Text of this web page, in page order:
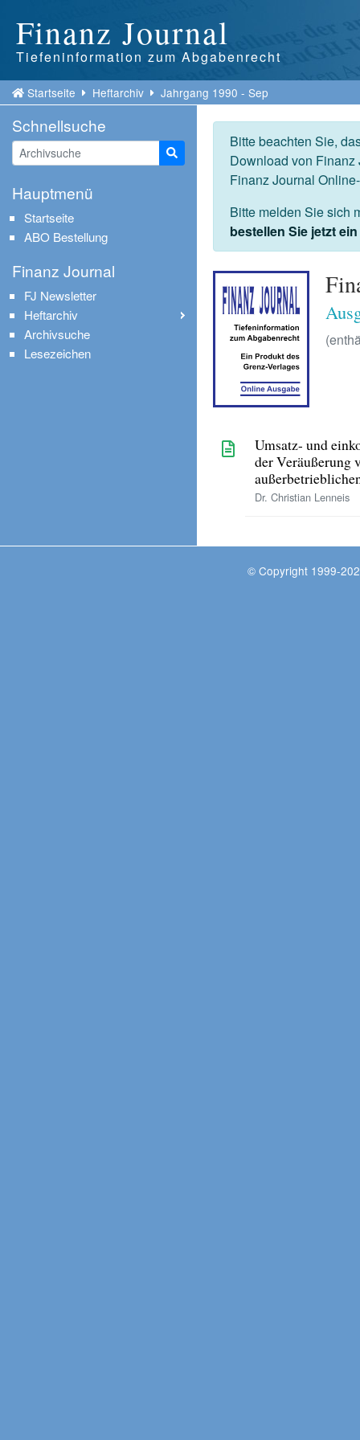
Finanz Journal
Tiefeninformation zum Abgabenrecht
Startseite Heftarchiv Jahrgang 1990 - Sep
Bitte beachten Sie,
Download von
Finanz Journal
Bitte melden Sie sich
bestellen Sie jetzt
Umsatz- und
der Veräußerung
Dr. Christian Lenneis
Schnellsuche
Suche starten
Hauptmenü
Startseite
ABO Bestellung
Finanz Journal
FJ Newsletter
Heftarchiv
Archivsuche
Lesezeichen
© Copyright 1999-